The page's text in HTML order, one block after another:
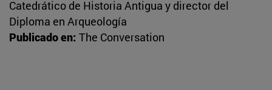
Catedrático de Historia Antigua y director del
Diploma en Arqueología
Publicado en: The Conversation